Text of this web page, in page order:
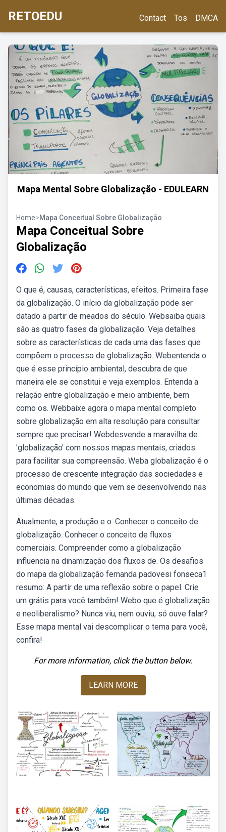
RETOEDU Contact Tos DMCA
Mapa Mental Sobre Globalização - EDULEARN
Home>Mapa Conceitual Sobre Globalização
Mapa Conceitual Sobre
Globalização
O que é, causas, características, efeitos. Primeira fase
da globalização. O início da globalização pode ser
datado a partir de meados do século. Websaiba quais
são as quatro fases da globalização. Veja detalhes
sobre as características de cada uma das fases que
compõem o processo de globalização. Webentenda o
que é esse princípio ambiental, descubra de que
maneira ele se constitui e veja exemplos. Entenda a
relação entre globalização e meio ambiente, bem
como os. Webbaixe agora o mapa mental completo
sobre globalização em alta resolução para consultar
sempre que precisar! Webdesvende a maravilha de
'globalização' com nossos mapas mentais, criados
para facilitar sua compreensão. Weba globalização é o
processo de crescente integração das sociedades e
economias do mundo que vem se desenvolvendo nas
últimas décadas.
Atualmente, a produção e o. Conhecer o conceito de
globalização. Conhecer o conceito de fluxos
comerciais. Compreender como a globalização
influencia na dinamização dos fluxos de. Os desafios
do mapa da globalização fernanda padovesi fonseca1
resumo: A partir de uma reflexão sobre o papel. Crie
um grátis para você também! Webo que é globalização
e neoliberalismo? Nunca viu, nem ouviu, só ouve falar?
Esse mapa mental vai descomplicar o tema para você,
confira!
For more information, click the button below.
LEARN MORE